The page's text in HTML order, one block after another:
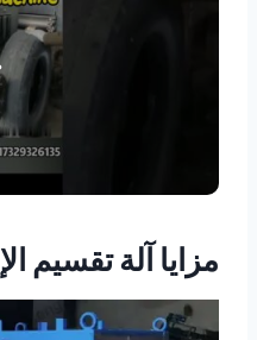
مزايا آلة تقسيم